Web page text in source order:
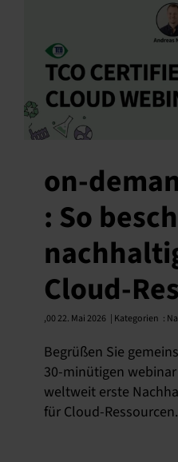
on-
: So
Cloud-
,00 22. Mai 2026 | Kategorien :
Begrüßen Sie
30-minütigen webinar
weltweit erste
für Cloud-Ressourcen.